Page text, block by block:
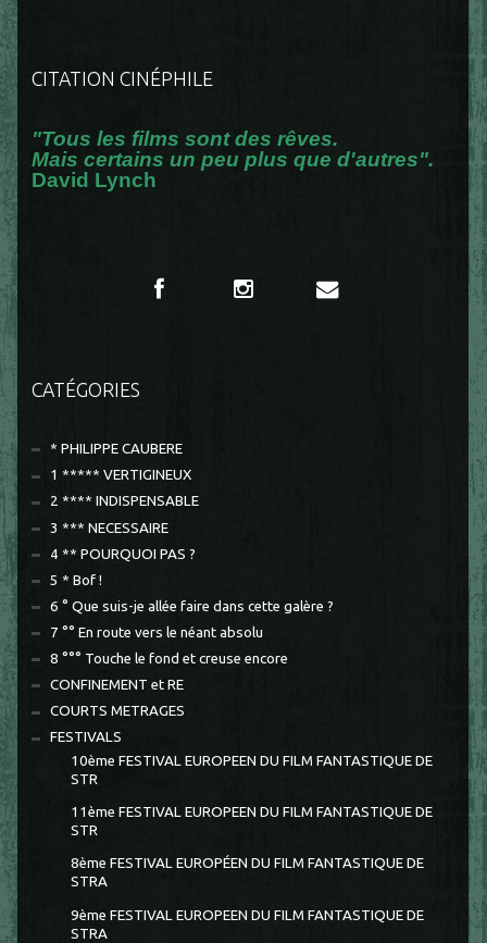
CITATION CINÉPHILE
"Tous les films sont des rêves.
Mais certains un peu plus que d'autres".
David Lynch
CATÉGORIES
* PHILIPPE CAUBERE
1 ***** VERTIGINEUX
2 **** INDISPENSABLE
3 *** NECESSAIRE
4 ** POURQUOI PAS ?
5 * Bof !
6 ° Que suis-je allée faire dans cette galère ?
7 °° En route vers le néant absolu
8 °°° Touche le fond et creuse encore
CONFINEMENT et RE
COURTS METRAGES
FESTIVALS
10ème FESTIVAL EUROPEEN DU FILM FANTASTIQUE DE
STR
11ème FESTIVAL EUROPEEN DU FILM FANTASTIQUE DE
STR
8ème FESTIVAL EUROPÉEN DU FILM FANTASTIQUE DE
STRA
9ème FESTIVAL EUROPEEN DU FILM FANTASTIQUE DE
STRA